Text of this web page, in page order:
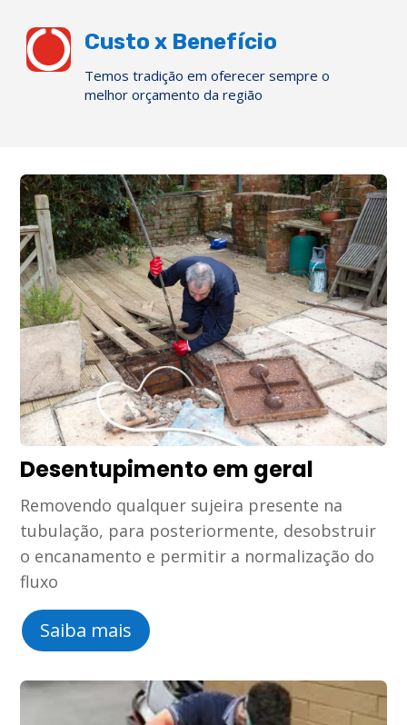
 Custo x Benefício
Temos tradição em oferecer sempre o
melhor orçamento da região
Desentupimento em geral
Removendo qualquer sujeira presente na
tubulação, para posteriormente, desobstruir
o encanamento e permitir a normalização do
fluxo
Saiba mais